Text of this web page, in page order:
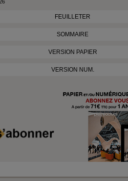
FEUILLETER
SOMMAIRE
VERSION PAPIER
VERSION NUM.